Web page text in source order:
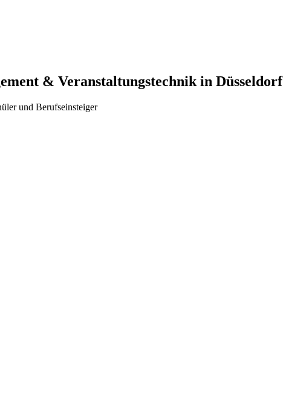
& Veranstaltungstechnik in Düsseldorf
und Berufseinsteiger